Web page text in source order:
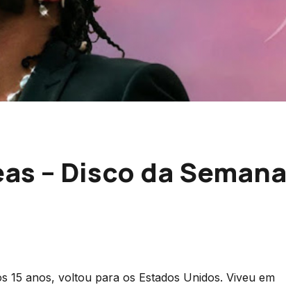
– Disco da Semana
15 anos, voltou para os Estados Unidos. Viveu em